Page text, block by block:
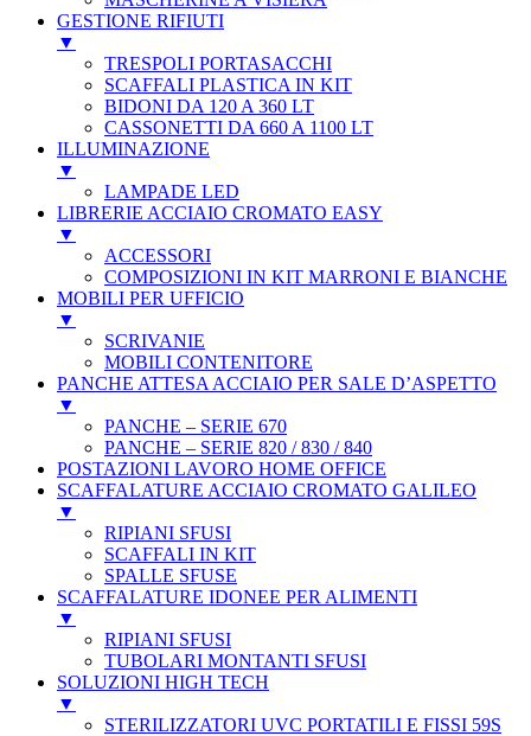
GESTIONE RIFIUTI
▼
TRESPOLI PORTASACCHI
SCAFFALI PLASTICA IN KIT
BIDONI DA 120 A 360 LT
CASSONETTI DA 660 A 1100 LT
ILLUMINAZIONE
▼
LAMPADE LED
LIBRERIE ACCIAIO CROMATO EASY
▼
ACCESSORI
COMPOSIZIONI IN KIT MARRONI E BIANCHE
MOBILI PER UFFICIO
▼
SCRIVANIE
MOBILI CONTENITORE
PANCHE ATTESA ACCIAIO PER SALE D’ASPETTO
▼
PANCHE – SERIE 670
PANCHE – SERIE 820 / 830 / 840
POSTAZIONI LAVORO HOME OFFICE
SCAFFALATURE ACCIAIO CROMATO GALILEO
▼
RIPIANI SFUSI
SCAFFALI IN KIT
SPALLE SFUSE
SCAFFALATURE IDONEE PER ALIMENTI
▼
RIPIANI SFUSI
TUBOLARI MONTANTI SFUSI
SOLUZIONI HIGH TECH
▼
STERILIZZATORI UVC PORTATILI E FISSI 59S